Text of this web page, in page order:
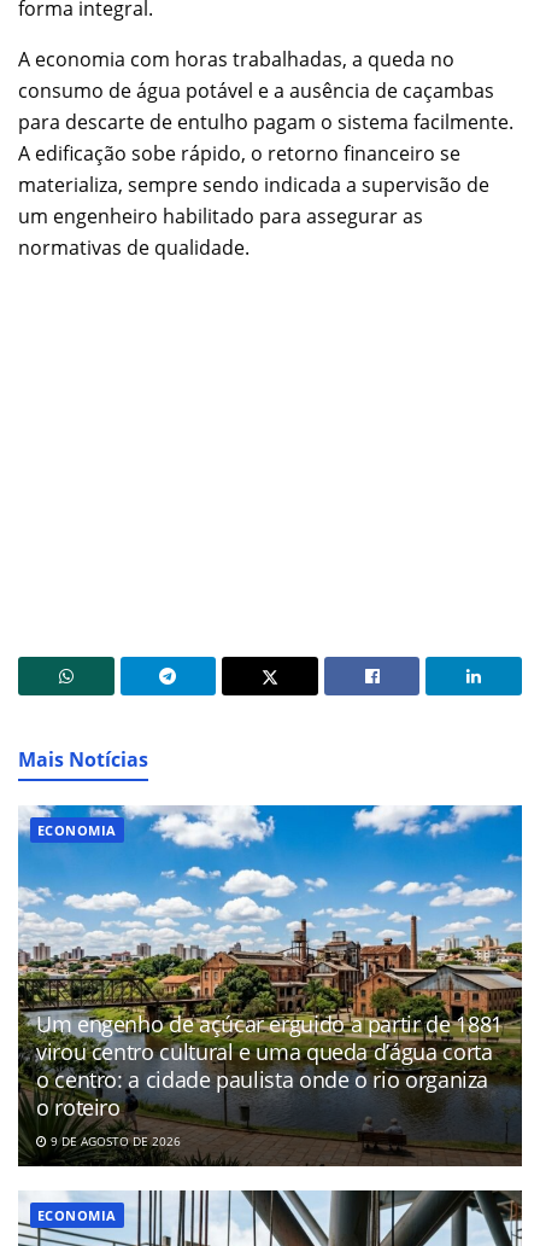
forma integral.
A economia com horas trabalhadas, a queda no
consumo de água potável e a ausência de caçambas
para descarte de entulho pagam o sistema facilmente.
A edificação sobe rápido, o retorno financeiro se
materializa, sempre sendo indicada a supervisão de
um engenheiro habilitado para assegurar as
normativas de qualidade.
Mais Notícias
ECONOMIA
Um engenho de açúcar erguido a partir de 1881
virou centro cultural e uma queda d’água corta
o centro: a cidade paulista onde o rio organiza
o roteiro
9 DE AGOSTO DE 2026
ECONOMIA